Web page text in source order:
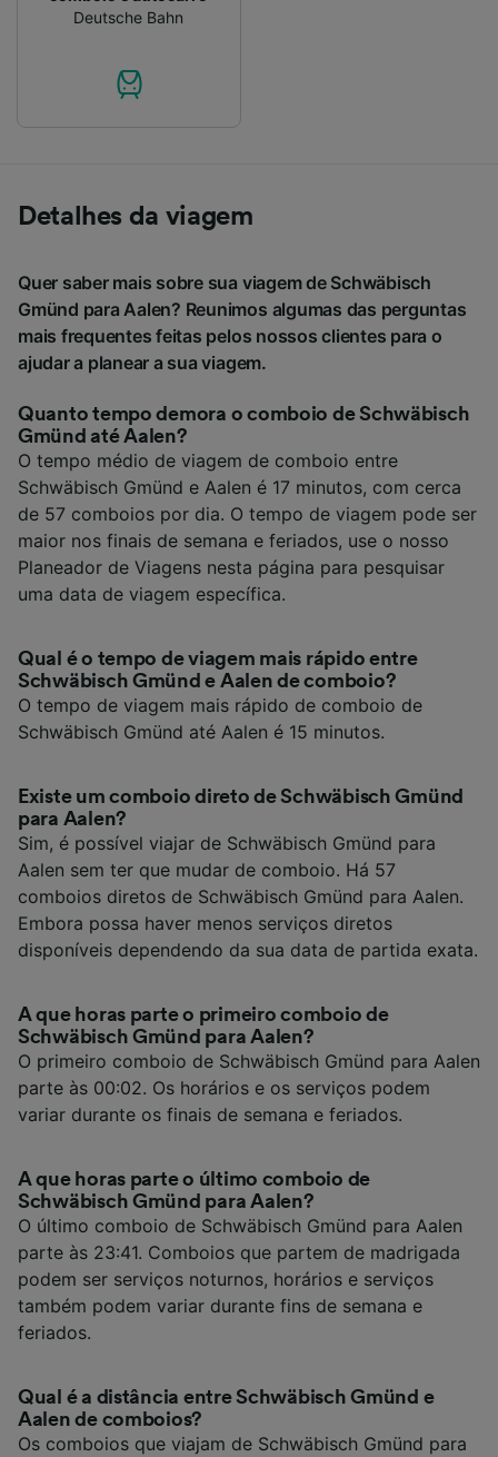
Deutsche Bahn
Detalhes da viagem
Quer saber mais sobre sua viagem de Schwäbisch
Gmünd para Aalen? Reunimos algumas das perguntas
mais frequentes feitas pelos nossos clientes para o
ajudar a planear a sua viagem.
Quanto tempo demora o comboio de Schwäbisch
Gmünd até Aalen?
O tempo médio de viagem de comboio entre
Schwäbisch Gmünd e Aalen é 17 minutos, com cerca
de 57 comboios por dia. O tempo de viagem pode ser
maior nos finais de semana e feriados, use o nosso
Planeador de Viagens nesta página para pesquisar
uma data de viagem específica.
Qual é o tempo de viagem mais rápido entre
Schwäbisch Gmünd e Aalen de comboio?
O tempo de viagem mais rápido de comboio de
Schwäbisch Gmünd até Aalen é 15 minutos.
Existe um comboio direto de Schwäbisch Gmünd
para Aalen?
Sim, é possível viajar de Schwäbisch Gmünd para
Aalen sem ter que mudar de comboio. Há 57
comboios diretos de Schwäbisch Gmünd para Aalen.
Embora possa haver menos serviços diretos
disponíveis dependendo da sua data de partida exata.
A que horas parte o primeiro comboio de
Schwäbisch Gmünd para Aalen?
O primeiro comboio de Schwäbisch Gmünd para Aalen
parte às 00:02. Os horários e os serviços podem
variar durante os finais de semana e feriados.
A que horas parte o último comboio de
Schwäbisch Gmünd para Aalen?
O último comboio de Schwäbisch Gmünd para Aalen
parte às 23:41. Comboios que partem de madrigada
podem ser serviços noturnos, horários e serviços
também podem variar durante fins de semana e
feriados.
Qual é a distância entre Schwäbisch Gmünd e
Aalen de comboios?
Os comboios que viajam de Schwäbisch Gmünd para